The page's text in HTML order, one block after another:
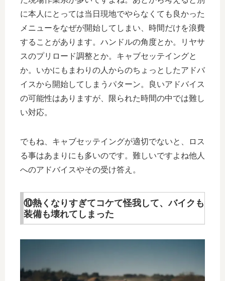
に本人にとっては当日現地でやらなくても良かった
メニューをなぜが開始してしまい、時間だけを浪費
することがあります。ハンドルの角度とか。リヤサ
スのプリロード調整とか。キャブセッテイングと
か。いかにもまわりの人からのちょっとしたアドバ
イスから開始してしまうパターン。良いアドバイス
の可能性はありますが、限られた時間の中では難し
い対応。
でもね、キャブセッテイングが適切でないと、ロス
る事はあまりにも多いのです。難しいですよね他人
へのアドバイスやその受け答え。
⑩熱くなりすぎてコケて怪我して、バイクも
装備も壊れてしまった